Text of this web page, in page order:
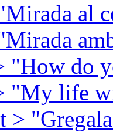
al
"How do
"My life
>